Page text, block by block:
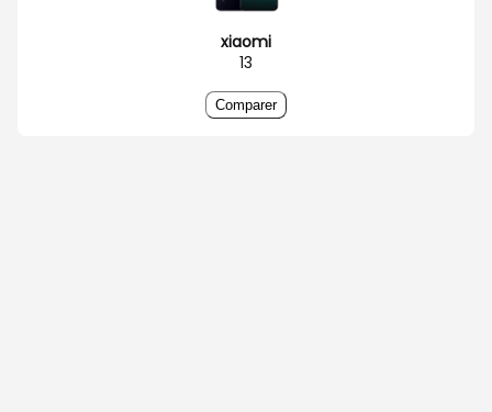
xiaomi
13
Comparer